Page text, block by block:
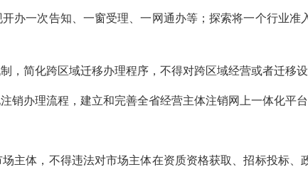
办一次告知、一窗受理、一网通办等；探索将一个行业
简化跨区域迁移办理程序，不得对跨区域经营或者迁移设
办理流程，建立和完善全省经营主体注销网上一体化平台
主体，不得违法对市场主体在资质资格获取、招标投标、